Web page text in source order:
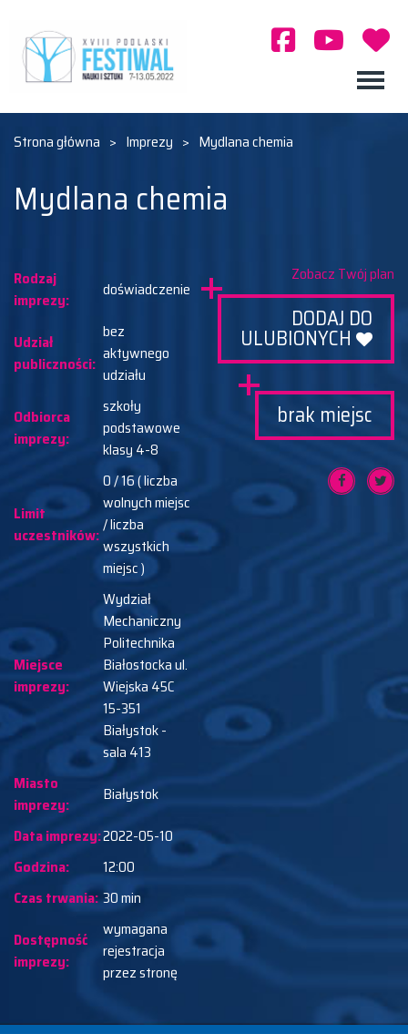
Strona główna > Imprezy > Mydlana chemia
Mydlana chemia
Rodzaj
imprezy:
doświadczenie
Udział
publiczności:
bez
aktywnego
udziału
Odbiorca
imprezy:
szkoły
podstawowe
klasy 4-8
Limit
uczestników:
0 / 16 ( liczba
wolnych miejsc
/ liczba
wszystkich
miejsc )
Miejsce
imprezy:
Wydział
Mechaniczny
Politechnika
Białostocka ul.
Wiejska 45C
15-351
Białystok -
sala 413
Miasto
imprezy:
Białystok
Data imprezy:2022-05-10
Godzina:
12:00
Czas trwania: 30 min
Dostępność
imprezy:
wymagana
rejestracja
przez stronę
Zobacz Twój plan
DODAJ DO
ULUBIONYCH
brak miejsc